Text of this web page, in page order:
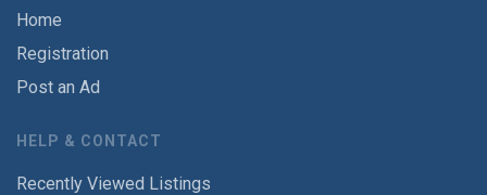
Home
Registration
Post an Ad
HELP & CONTACT
Recently Viewed Listings